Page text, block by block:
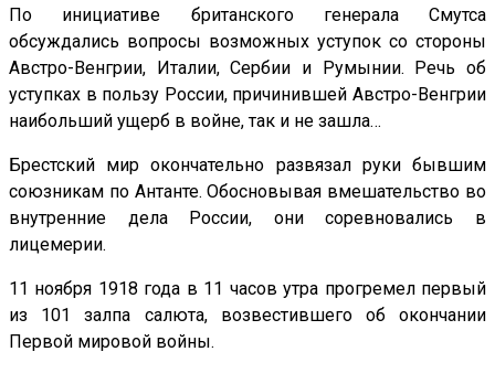
По инициативе британского генерала Смутса
обсуждались вопросы возможных уступок со стороны
Австро-Венгрии, Италии, Сербии и Румынии. Речь об
уступках в пользу России, причинившей Австро-Венгрии
наибольший ущерб в войне, так и не зашла…
Брестский мир окончательно развязал руки бывшим
союзникам по Антанте. Обосновывая вмешательство во
внутренние дела России, они соревновались в
лицемерии.
11 ноября 1918 года в 11 часов утра прогремел первый
из 101 залпа салюта, возвестившего об окончании
Первой мировой войны.